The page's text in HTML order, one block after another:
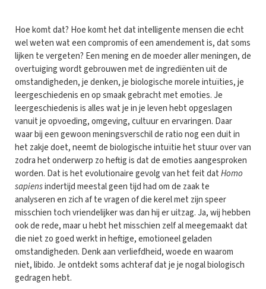
Hoe komt dat? Hoe komt het dat intelligente mensen die echt
wel weten wat een compromis of een amendement is, dat soms
lijken te vergeten? Een mening en de moeder aller meningen, de
overtuiging wordt gebrouwen met de ingrediënten uit de
omstandigheden, je denken, je biologische morele intuïties, je
leergeschiedenis en op smaak gebracht met emoties. Je
leergeschiedenis is alles wat je in je leven hebt opgeslagen
vanuit je opvoeding, omgeving, cultuur en ervaringen. Daar
waar bij een gewoon meningsverschil de ratio nog een duit in
het zakje doet, neemt de biologische intuïtie het stuur over van
zodra het onderwerp zo heftig is dat de emoties aangesproken
worden. Dat is het evolutionaire gevolg van het feit datHomo
sapiensindertijd meestal geen tijd had om de zaak te
analyseren en zich af te vragen of die kerel met zijn speer
misschien toch vriendelijker was dan hij er uitzag. Ja, wij hebben
ook de rede, maar u hebt het misschien zelf al meegemaakt dat
die niet zo goed werkt in heftige, emotioneel geladen
omstandigheden. Denk aan verliefdheid, woede en waarom
niet, libido. Je ontdekt soms achteraf dat je je nogal biologisch
gedragen hebt.